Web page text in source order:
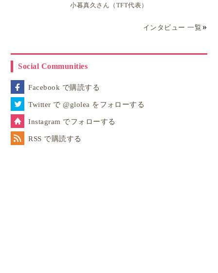
そして夫の故郷であるブラジルに戻り、子供達のほっ
とした顔と、生き生きとしたカラダを見ながら、
小暮真久さん（TFT代表）
インタビュー 一覧
Social Communities
Facebook で購読する
Twitter で @glolea をフォローする
Instagram でフォローする
RSS で購読する